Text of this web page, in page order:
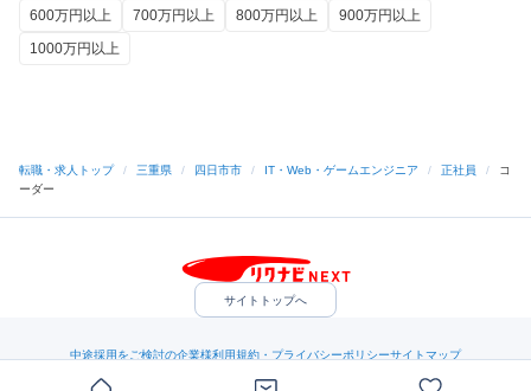
600万円以上
700万円以上 800万円以上
900万円以上
1000万円以上
転職・求人トップ / 三重県 / 四日市市 / IT・Web・ゲームエンジニア / 正社員 /
コ
ーダー
サイトトップへ
中途採用をご検討の企業様利用規約・プライバシーポリシーサイトマップ